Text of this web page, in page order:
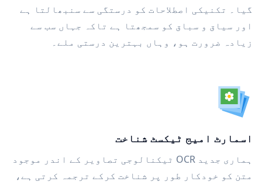
گیا۔ تکنیکی اصطلاحات کو درستگی سے سنبھالتا ہے
اور سیاق و سباق کو سمجھتا ہے تاکہ جہاں سب سے
زیادہ ضرورت ہو، وہاں بہترین درستی ملے۔
اسمارٹ امیج ٹیکسٹ شناخت
ہماری جدید OCR ٹیکنالوجی تصاویر کے اندر موجود
متن کو خودکار طور پر شناخت کرکے ترجمہ کرتی ہے،